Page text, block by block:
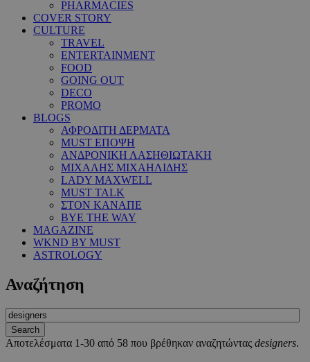
PHARMACIES
COVER STORY
CULTURE
TRAVEL
ENTERTAINMENT
FOOD
GOING OUT
DECO
PROMO
BLOGS
ΑΦΡΟΔΙΤΗ ΔΕΡΜΑΤΑ
MUST ΕΠΟΨΗ
ΑΝΔΡΟΝΙΚΗ ΛΑΣΗΘΙΩΤΑΚΗ
ΜΙΧΑΛΗΣ ΜΙΧΑΗΛΙΔΗΣ
LADY MAXWELL
MUST TALK
ΣΤΟΝ ΚΑΝΑΠΕ
BYE THE WAY
MAGAZINE
WKND BY MUST
ASTROLOGY
Αναζήτηση
Αποτελέσματα 1-30 από 58 που βρέθηκαν αναζητώντας designers.